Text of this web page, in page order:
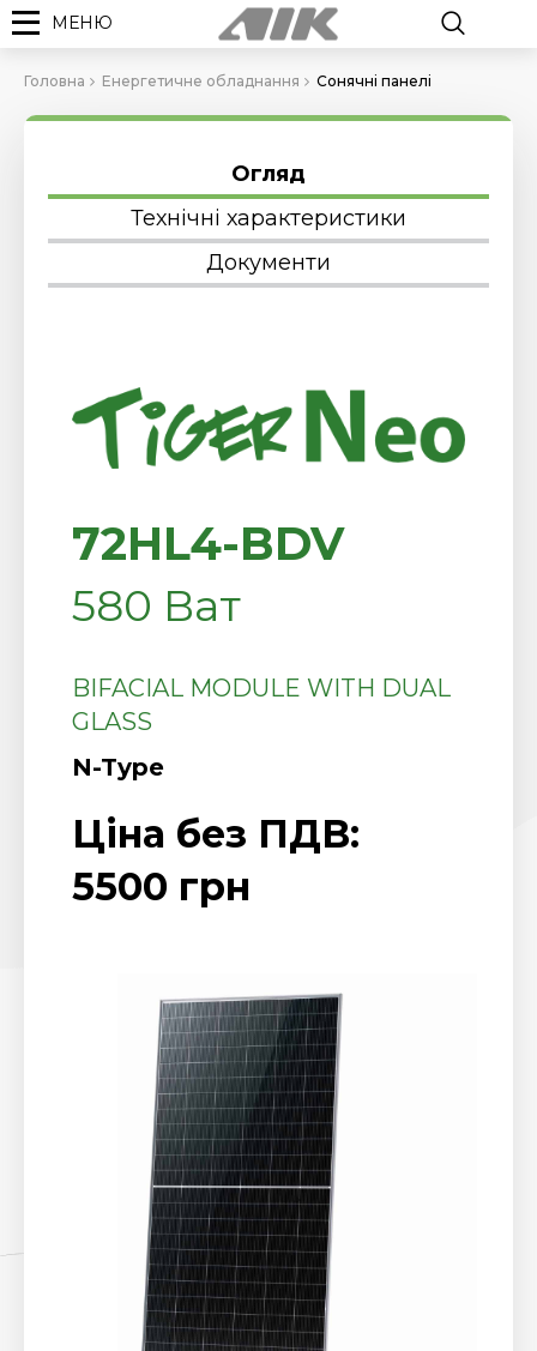
МЕНЮ
Головна Енергетичне обладнання Сонячні панелі
Огляд
Технічні характеристики
Документи
72HL4-BDV
580 Ват
BIFACIAL MODULE WITH DUAL
GLASS
N-Type
Ціна без ПДВ:
5500 грн